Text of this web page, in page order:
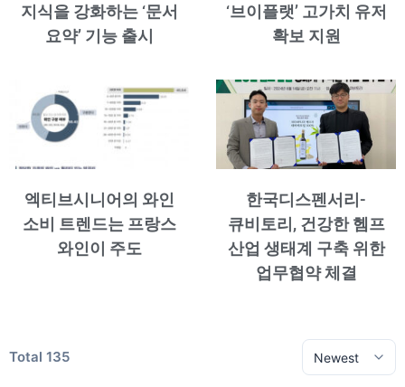
지식을 강화하는 ‘문서
요약’ 기능 출시
‘브이플랫’ 고가치 유저
확보 지원
엑티브시니어의 와인
소비 트렌드는 프랑스
와인이 주도
한국디스펜서리-
큐비토리, 건강한 헴프
산업 생태계 구축 위한
업무협약 체결
Total 135